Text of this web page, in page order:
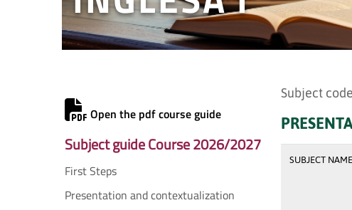
Open the pdf course guide
Subject guide Course 2026/2027
First Steps
Presentation and contextualization
Subject
SUBJECT NAME